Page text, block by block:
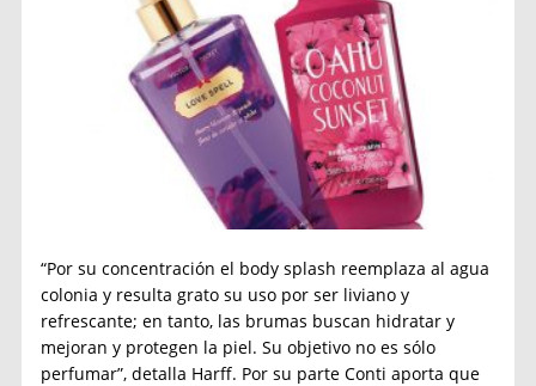
“Por su concentración el body splash reemplaza al agua
colonia y resulta grato su uso por ser liviano y
refrescante; en tanto, las brumas buscan hidratar y
mejoran y protegen la piel. Su objetivo no es sólo
perfumar”, detalla Harff. Por su parte Conti aporta que